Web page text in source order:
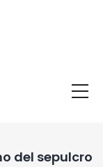
del sepulcro